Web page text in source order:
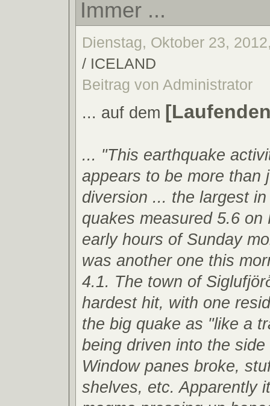
Immer ...
Dienstag, Oktober 23,
/ ICELAND
Beitrag von Administrator
... auf dem
... "This earthquake
appears to be more than
diversion ... the largest
quakes measured 5.6 on
early hours of Sunday
was another one this
4.1. The town of
hardest hit, with one
the big quake as "like a
being driven into the
Window panes broke,
shelves, etc. Apparently